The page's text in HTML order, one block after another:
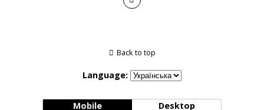
Back to top
Language:
Mobile Desktop